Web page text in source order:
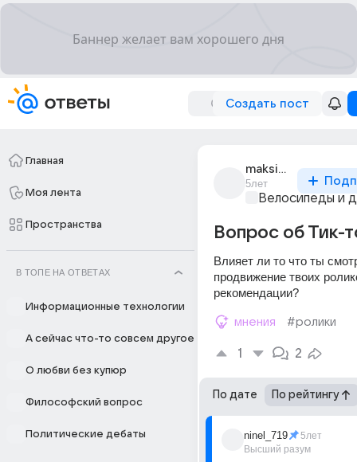
Создать пост
Главная
Моя лента
Пространства
В ТОПЕ НА ОТВЕТАХ
Информационные технологии
А сейчас что-то совсем другое
О любви без купюр
Философский вопрос
Политические дебаты
maksim_moraru_13
5лет
Велосипеды и
Вопрос об Тик-
Влияет ли то что ты
продвижение твоих
рекомендации?
мнения #ролики
1 2
По дате По рейтингу
ninel_719
Высший разум
5лет